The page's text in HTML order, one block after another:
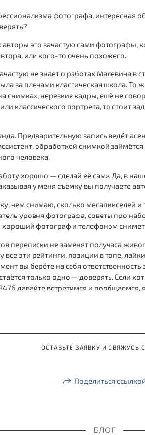
фотографа, интересная
авторы это зачастую сами
или кого-то очень похожего.
не знает о работах Малевича в
за плечами классическая школа. То
снимках, нерезкие кадры, ещё не
классического портрета, то стоит
Предварительную запись ведёт
обработкой снимкой
человека.
хорошо — сделай её сам». Да, в
у меня съёмку вы получаете
чем снимаю, сколько мегапикселей и
уровня фотографа, советы про
хороший фотограф и телефоном
переписки не заменят получаса
эти рейтинги, позиции в топе,
вы берёте на себя
только одно — доверять. Если
давайте встретимся и
ОСТАВЬТЕ ЗАЯВКУ И СВЯЖУСЬ
Поделиться ссылкой
БЛОГ